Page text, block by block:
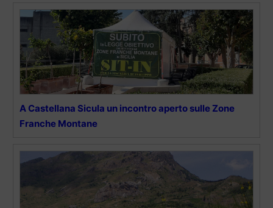
A Castellana Sicula un incontro aperto sulle Zone
Franche Montane